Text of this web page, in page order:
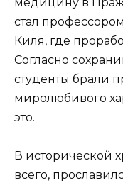
стал
Киля, где
Согласно
студенты брали
миролюбивого
это.
В исторической
всего,